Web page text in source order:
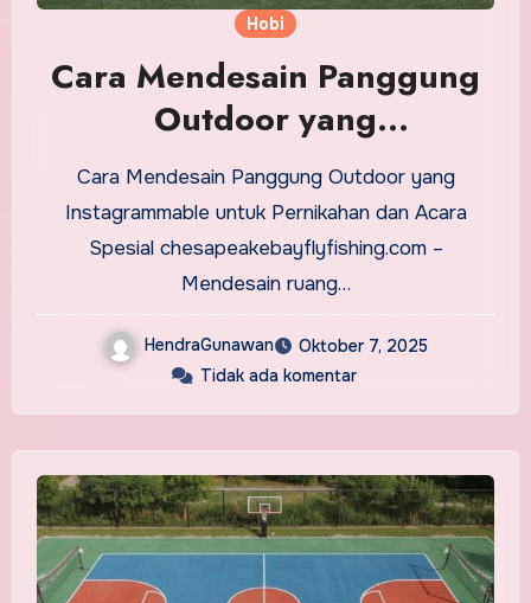
Hobi
Cara Mendesain Panggung
Outdoor yang
Instagrammable untuk
Pernikahan dan Acara
Spesial
Cara Mendesain Panggung Outdoor yang
Instagrammable untuk Pernikahan dan Acara
Spesial chesapeakebayflyfishing.com –
Mendesain ruang…
HendraGunawan
Oktober 7, 2025
Tidak ada komentar